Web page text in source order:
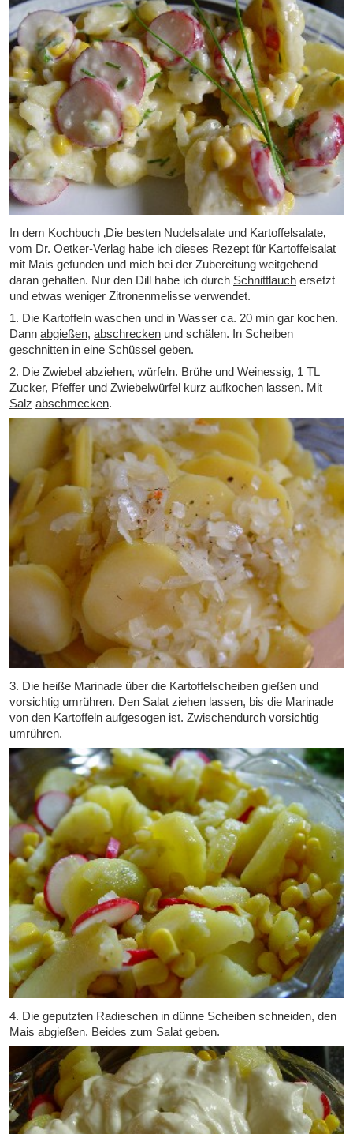
In dem Kochbuch ‚Die besten Nudelsalate und Kartoffelsalate‚
vom Dr. Oetker-Verlag habe ich dieses Rezept für Kartoffelsalat
mit Mais gefunden und mich bei der Zubereitung weitgehend
daran gehalten. Nur den Dill habe ich durch Schnittlauch ersetzt
und etwas weniger Zitronenmelisse verwendet.
1. Die Kartoffeln waschen und in Wasser ca. 20 min gar kochen.
Dann abgießen, abschrecken und schälen. In Scheiben
geschnitten in eine Schüssel geben.
2. Die Zwiebel abziehen, würfeln. Brühe und Weinessig, 1 TL
Zucker, Pfeffer und Zwiebelwürfel kurz aufkochen lassen. Mit
Salz abschmecken.
3. Die heiße Marinade über die Kartoffelscheiben gießen und
vorsichtig umrühren. Den Salat ziehen lassen, bis die Marinade
von den Kartoffeln aufgesogen ist. Zwischendurch vorsichtig
umrühren.
4. Die geputzten Radieschen in dünne Scheiben schneiden, den
Mais abgießen. Beides zum Salat geben.